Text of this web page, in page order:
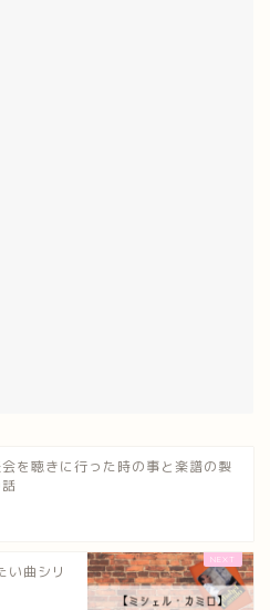
を聴きに行った時の事と楽譜の製
い曲シリ